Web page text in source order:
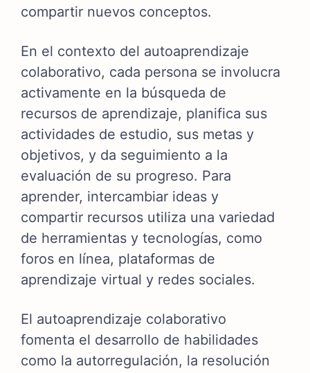
compartir nuevos conceptos.
En el contexto del autoaprendizaje
colaborativo, cada persona se involucra
activamente en la búsqueda de
recursos de aprendizaje, planifica sus
actividades de estudio, sus metas y
objetivos, y da seguimiento a la
evaluación de su progreso. Para
aprender, intercambiar ideas y
compartir recursos utiliza una variedad
de herramientas y tecnologías, como
foros en línea, plataformas de
aprendizaje virtual y redes sociales.
El autoaprendizaje colaborativo
fomenta el desarrollo de habilidades
como la autorregulación, la resolución